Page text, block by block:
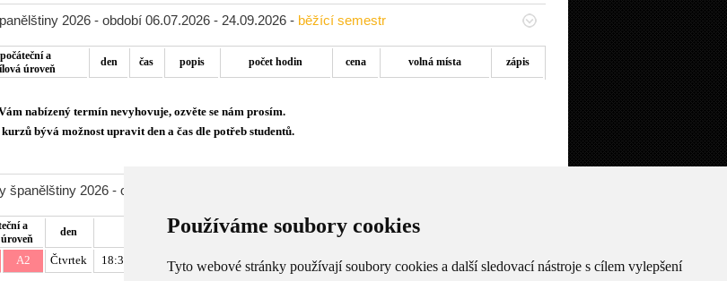
Používáme soubory cookies
Tyto webové stránky používají soubory cookies a další sledovací nástroje s cílem vylepšení
2026 - období 06.07.2026 - 24.09.2026 - běžící semestr
počáteční a
úroveň
den čas popis počet hodin cena volná místa zápis
nabízený termín nevyhovuje, ozvěte se nám prosím.
bývá možnost upravit den a čas dle potřeb studentů.
2026 - období 05.10.2026 - 28.02.2027 -
a
den popis
počet
cena
A2 Čtvrtek 18:30 - 20:00 90 min. s rodilým mluvčím 7 990,-